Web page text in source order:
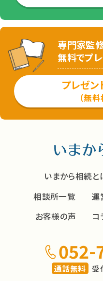
専門家監
無料でプレ
プレゼン
（無
いまから相続と
相談所一覧
運
お客様の声
コ
052-
通話無料 受